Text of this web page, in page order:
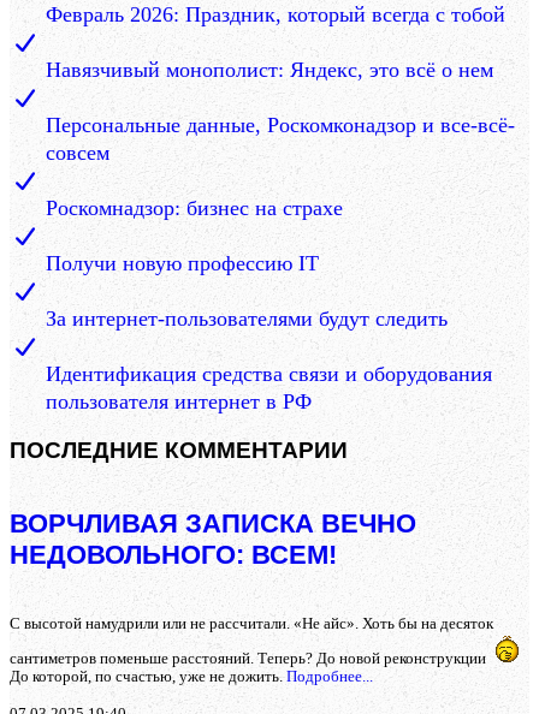
Февраль 2026: Праздник, который всегда с тобой
Навязчивый монополист: Яндекс, это всё о нем
Персональные данные, Роскомконадзор и все-всё-
совсем
Роскомнадзор: бизнес на страхе
Получи новую профессию IT
За интернет-пользователями будут следить
Идентификация средства связи и оборудования
пользователя интернет в РФ
ПОСЛЕДНИЕ КОММЕНТАРИИ
ВОРЧЛИВАЯ ЗАПИСКА ВЕЧНО
НЕДОВОЛЬНОГО: ВСЕМ!
С высотой намудрили или не рассчитали. «Не айс». Хоть бы на десяток
сантиметров поменьше расстояний. Теперь? До новой реконструкции
До которой, по счастью, уже не дожить. Подробнее...